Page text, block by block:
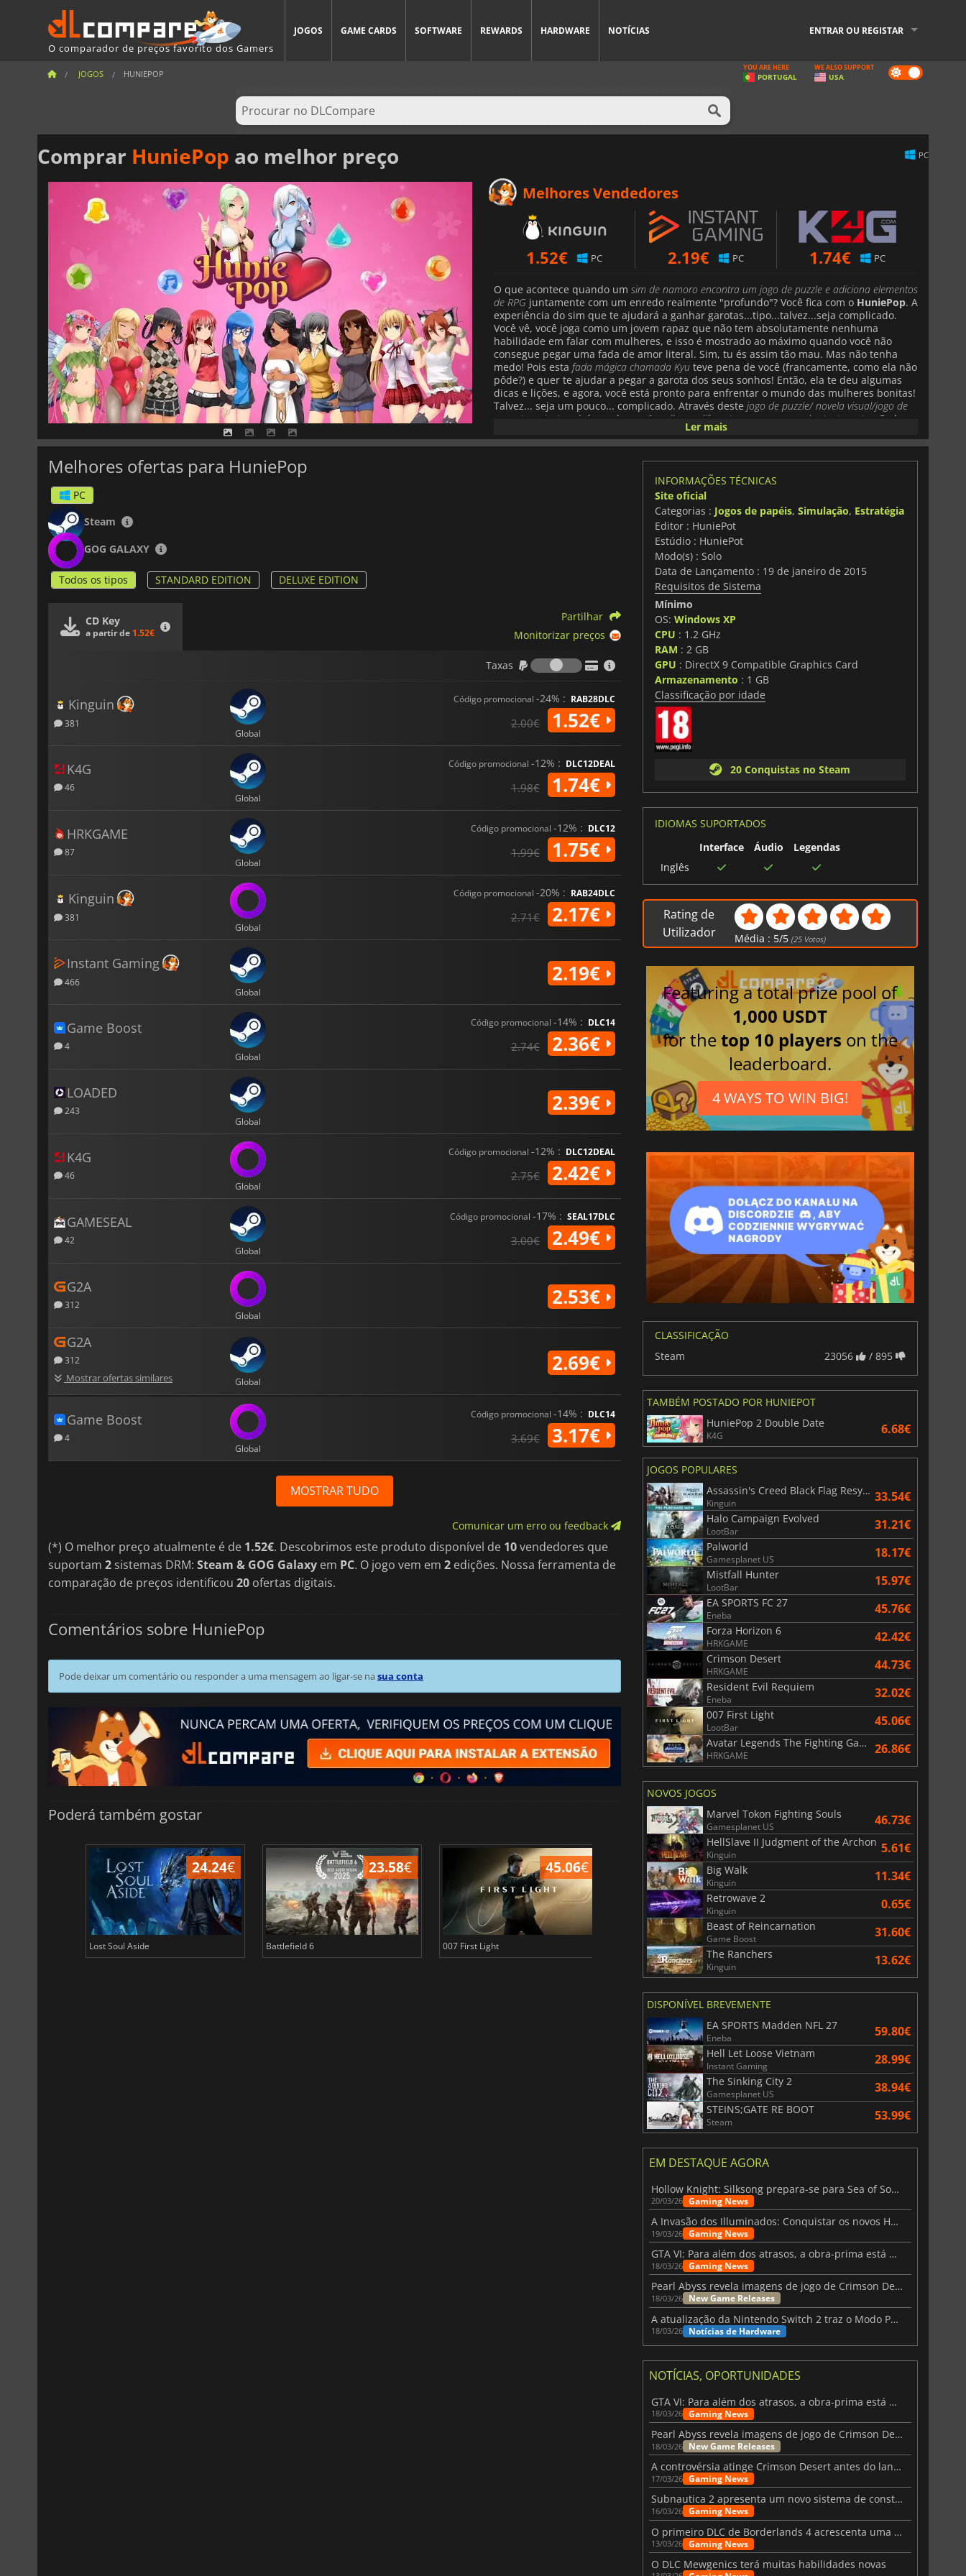
O comparador de preços favorito dos Gamers
JOGOS GAME CARDS SOFTWARE REWARDS HARDWARE NOTÍCIAS ENTRAR OU REGISTAR
JOGOS HUNIEPOP Dark
mode
YOU ARE HERE
PORTUGAL
WE ALSO SUPPORT
USA
Comprar HuniePop ao melhor preço PC
Melhores Vendedores
1.52€ PC 2.19€ PC 1.74€ PC
O que acontece quando um sim de namoro encontra um jogo de puzzle e adiciona elementos
de RPG juntamente com um enredo realmente "profundo"? Você fica com o HuniePop. A
experiência do sim que te ajudará a ganhar garotas...tipo...talvez...seja complicado.
Você vê, você joga como um jovem rapaz que não tem absolutamente nenhuma
habilidade em falar com mulheres, e isso é mostrado ao máximo quando você não
consegue pegar uma fada de amor literal. Sim, tu és assim tão mau. Mas não tenha
medo! Pois esta fada mágica chamada Kyu teve pena de você (francamente, como ela não
pôde?) e quer te ajudar a pegar a garota dos seus sonhos! Então, ela te deu algumas
dicas e lições, e agora, você está pronto para enfrentar o mundo das mulheres bonitas!
Talvez... seja um pouco... complicado. Através deste jogo de puzzle/ novela visual/jogo de
encontros sim/rpg
, irás conhecer 8 mulheres diferentes com quem podes tentar estar.
Cada
uma delas tem o seu toque pessoal, estilo único e, claro, uma personalidade adorável
(isso é importante!). Ah, e também há algumas personagens secretas que você pode
provando que este é mais do que um simples jogo. Cada uma delas é expressa com
perfeição, então agora você pode olhar e ouvir a garota potencial dos seus sonhos.
Tenta conquistar a tua miúda com presentes que ganhas, e claro, sai-te bem no jogo
de puzzle que terá recompensas especiais se o fizeres. Então, vá direto ao assunto! A
garota dos seus sonhos está lá fora esperando por você, acha que você pode
Ler mais
Melhores ofertas para HuniePop
PC
Steam
GOG GALAXY
Todos os tipos STANDARD EDITION DELUXE EDITION
CD Key
a partir de 1.52€
Partilhar
Monitorizar preços
Taxas
Taxas
Kinguin
381
Global
Código promocional -24% : RAB28DLC
2.00€ 1.52€
K4G
46
Global
Código promocional -12% : DLC12DEAL
1.98€ 1.74€
HRKGAME
87
Global
Código promocional -12% : DLC12
1.99€ 1.75€
Kinguin
381
Global
Código promocional -20% : RAB24DLC
2.71€ 2.17€
Instant Gaming
466
Global
2.19€
Game Boost
4
Global
Código promocional -14% : DLC14
2.74€ 2.36€
LOADED
243
Global
2.39€
K4G
46
Global
Código promocional -12% : DLC12DEAL
2.75€ 2.42€
GAMESEAL
42
Global
Código promocional -17% : SEAL17DLC
3.00€ 2.49€
G2A
312
Global
2.53€
G2A
312
Mostrar ofertas similares Global
2.69€
Game Boost
4
Global
Código promocional -14% : DLC14
3.69€ 3.17€
MOSTRAR TUDO
Comunicar um erro ou feedback
(*) O melhor preço atualmente é de 1.52€. Descobrimos este produto disponível de 10vendedores que
suportam 2 sistemas DRM: Steam & GOG Galaxy em PC. O jogo vem em 2 edições. Nossa ferramenta de
comparação de preços identificou 20 ofertas digitais.
Comentários sobre HuniePop
Pode deixar um comentário ou responder a uma mensagem ao ligar-se nasua conta
Poderá também gostar
24.24€
Lost Soul Aside
23.58€
Battlefield 6
45.06€
007 First Light
38.63€
Baldur's Gate 3
41.06
Elden Ring
INFORMAÇÕES TÉCNICAS
Site oficial
Categorias : Jogos de papéis, Simulação, Estratégia
Editor : HuniePot
Estúdio : HuniePot
Modo(s) : Solo
Data de Lançamento : 19 de janeiro de 2015
Requisitos de Sistema
Mínimo
OS: Windows XP
CPU : 1.2 GHz
RAM : 2 GB
GPU : DirectX 9 Compatible Graphics Card
Armazenamento : 1 GB
Classificação por idade
20 Conquistas no Steam
IDIOMAS SUPORTADOS
Interface
Áudio
Legendas
Inglês
Rating de
Utilizador
Média : 5/5 (25 Votos)
Featuring a total prize pool of
1,000 USDT
for thetop 10 players on the
leaderboard.
4 WAYS TO WIN BIG!
CLASSIFICAÇÃO
Steam
23056 / 895
TAMBÉM POSTADO POR HUNIEPOT
HuniePop 2 Double Date
K4G 6.68€
JOGOS POPULARES
Assassin's Creed Black Flag Resynced
Kinguin 33.54€
Halo Campaign Evolved
LootBar 31.21€
Palworld
Gamesplanet US 18.17€
Mistfall Hunter
LootBar 15.97€
EA SPORTS FC 27
Eneba 45.76€
Forza Horizon 6
HRKGAME 42.42€
Crimson Desert
HRKGAME 44.73€
Resident Evil Requiem
Eneba 32.02€
007 First Light
LootBar 45.06€
Avatar Legends The Fighting Game
HRKGAME 26.86€
NOVOS JOGOS
Marvel Tokon Fighting Souls
Gamesplanet US 46.73€
HellSlave II Judgment of the Archon
Kinguin 5.61€
Big Walk
Kinguin 11.34€
Retrowave 2
Kinguin 0.65€
Beast of Reincarnation
Game Boost 31.60€
The Ranchers
Kinguin 13.62€
DISPONÍVEL BREVEMENTE
EA SPORTS Madden NFL 27
Eneba 59.80€
Hell Let Loose Vietnam
Instant Gaming 28.99€
The Sinking City 2
Gamesplanet US 38.94€
STEINS;GATE RE BOOT
Steam 53.99€
EM DESTAQUE AGORA
Hollow Knight: Silksong prepara-se para Sea of Sorrow com um patch
20/03/26 Gaming News
A Invasão dos Illuminados: Conquistar os novos Helldivers 2 Atualização!
19/03/26 Gaming News
GTA VI: Para além dos atrasos, a obra-prima está quase a chegar
18/03/26 Gaming News
Pearl Abyss revela imagens de jogo de Crimson Desert para a PS5
18/03/26 New Game Releases
A atualização da Nintendo Switch 2 traz o Modo Portátil aos jogos mais antigos da Switch
18/03/26 Notícias de Hardware
NOTÍCIAS, OPORTUNIDADES
GTA VI: Para além dos atrasos, a obra-prima está quase a chegar
18/03/26 Gaming News
Pearl Abyss revela imagens de jogo de Crimson Desert para a PS5
18/03/26 New Game Releases
A controvérsia atinge Crimson Desert antes do lançamento
17/03/26 Gaming News
Subnautica 2 apresenta um novo sistema de construção de bases
16/03/26 Gaming News
O primeiro DLC de Borderlands 4 acrescenta uma nova personagem e muito mais
13/03/26 Gaming News
O DLC Mewgenics terá muitas habilidades novas